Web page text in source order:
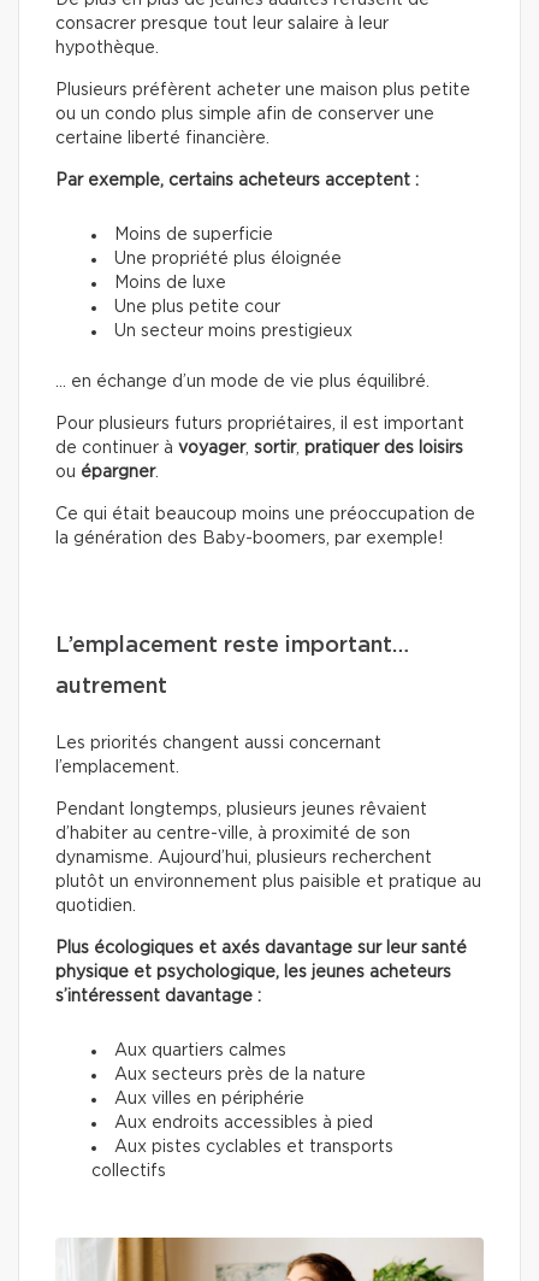
consacrer presque tout leur salaire à leur
hypothèque.
Plusieurs préfèrent acheter une maison plus petite
ou un condo plus simple afin de conserver une
certaine liberté financière.
Par exemple, certains acheteurs acceptent :
Moins de superficie
Une propriété plus éloignée
Moins de luxe
Une plus petite cour
Un secteur moins prestigieux
… en échange d’un mode de vie plus équilibré.
Pour plusieurs futurs propriétaires, il est important
de continuer à voyager, sortir, pratiquer des loisirs
ou épargner.
Ce qui était beaucoup moins une préoccupation de
la génération des Baby-boomers, par exemple!
L’emplacement reste important…
autrement
Les priorités changent aussi concernant
l’emplacement.
Pendant longtemps, plusieurs jeunes rêvaient
d’habiter au centre-ville, à proximité de son
dynamisme. Aujourd’hui, plusieurs recherchent
plutôt un environnement plus paisible et pratique au
quotidien.
Plus écologiques et axés davantage sur leur santé
physique et psychologique, les jeunes acheteurs
s’intéressent davantage :
Aux quartiers calmes
Aux secteurs près de la nature
Aux villes en périphérie
Aux endroits accessibles à pied
Aux pistes cyclables et transports
collectifs